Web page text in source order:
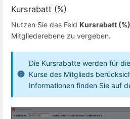
Kursrabatt (%)
Nutzen Sie das Feld Kursrabatt (%)
Mitgliederebene zu vergeben.
Die Kursrabatte werden für
Kurse des Mitglieds
Informationen finden Sie auf